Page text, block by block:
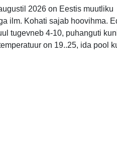
2026 on Eestis muutliku
ilm. Kohati sajab hoovihma.
tugevneb 4-10, puhanguti
on 19..25, ida pool